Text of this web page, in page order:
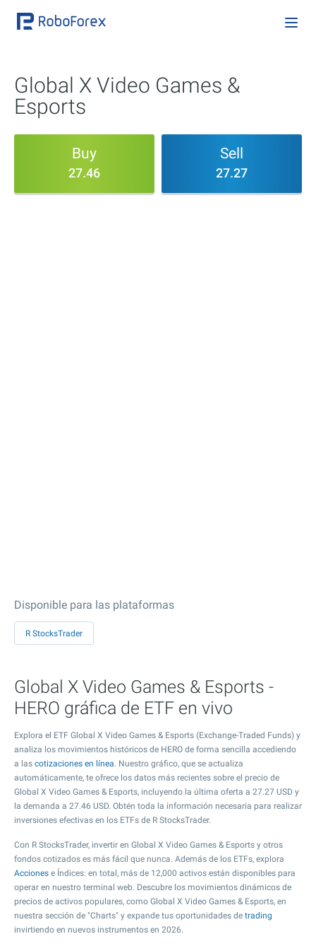
Global X Video Games &
Esports
Buy
27.46
Sell
27.27
Disponible para las plataformas
R StocksTrader
Global X Video Games & Esports -
HERO gráfica de ETF en vivo
Explora el ETF Global X Video Games & Esports (Exchange-Traded Funds) y
analiza los movimientos históricos de HERO de forma sencilla accediendo
a las cotizaciones en línea. Nuestro gráfico, que se actualiza
automáticamente, te ofrece los datos más recientes sobre el precio de
Global X Video Games & Esports, incluyendo la última oferta a 27.27 USD y
la demanda a 27.46 USD. Obtén toda la información necesaria para realizar
inversiones efectivas en los ETFs de R StocksTrader.
Con R StocksTrader, invertir en Global X Video Games & Esports y otros
fondos cotizados es más fácil que nunca. Además de los ETFs, explora
Acciones e Índices: en total, más de 12,000 activos están disponibles para
operar en nuestro terminal web. Descubre los movimientos dinámicos de
precios de activos populares, como Global X Video Games & Esports, en
nuestra sección de "Charts" y expande tus oportunidades de trading
invirtiendo en nuevos instrumentos en 2026.